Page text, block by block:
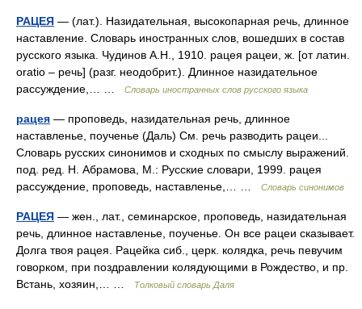
РАЦЕЯ — (лат.). Назидательная, высокопарная речь, длинное
наставление. Словарь иностранных слов, вошедших в состав
русского языка. Чудинов А.Н., 1910. рацея рацеи, ж. [от латин.
oratio – речь] (разг. неодобрит.). Длинное назидательное
рассуждение,… …
Словарь иностранных слов русского языка
рацея — проповедь, назидательная речь, длинное
наставленье, поученье (Даль) См. речь разводить рацеи...
Словарь русских синонимов и сходных по смыслу выражений.
под. ред. Н. Абрамова, М.: Русские словари, 1999. рацея
рассуждение, проповедь, наставленье,… …
Словарь синонимов
РАЦЕЯ — жен., лат., семинарское, проповедь, назидательная
речь, длинное наставленье, поученье. Он все рацеи сказывает.
Долга твоя рацея. Рацейка сиб., церк. колядка, речь певучим
говорком, при поздравлении колядующими в Рождество, и пр.
Встань, хозяин,… …
Толковый словарь Даля